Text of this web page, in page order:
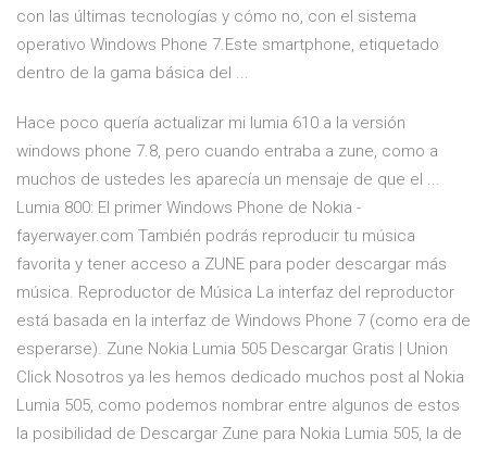
con las últimas tecnologí­as y cómo no, con el sistema
operativo Windows Phone 7.Este smartphone, etiquetado
dentro de la gama básica del ...
Hace poco quería actualizar mi lumia 610 a la versión
windows phone 7.8, pero cuando entraba a zune, como a
muchos de ustedes les aparecía un mensaje de que el ...
Lumia 800: El primer Windows Phone de Nokia -
fayerwayer.com También podrás reproducir tu música
favorita y tener acceso a ZUNE para poder descargar más
música. Reproductor de Música La interfaz del reproductor
está basada en la interfaz de Windows Phone 7 (como era de
esperarse). Zune Nokia Lumia 505 Descargar Gratis | Union
Click Nosotros ya les hemos dedicado muchos post al Nokia
Lumia 505, como podemos nombrar entre algunos de estos
la posibilidad de Descargar Zune para Nokia Lumia 505, la de